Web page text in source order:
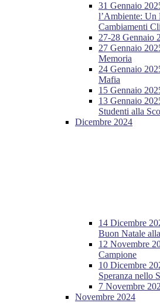
31 Gennaio
l’Ambiente: Un
Cambiamenti
27-28 Gennaio
27 Gennaio
Memoria
24 Gennaio
Mafia
15 Gennaio
13 Gennaio
Studenti alla
Dicembre 2024
14 Dicembre
Buon Natale
12 Novembre
Campione
10 Dicembre
Speranza nello
7 Novembre
Novembre 2024